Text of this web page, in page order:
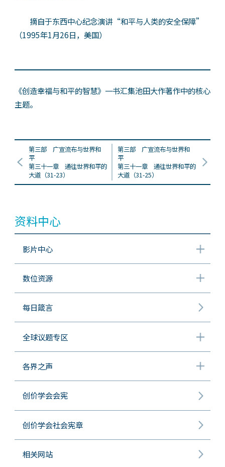
摘自于东西中心纪念演讲“和平与人类的安全保障”
（1995年1月26日，美国）
《创造幸福与和平的智慧》一书汇集池田大作著作中的核心
主题。
第三部 广宣流布与世界和
平
第三十一章 通往世界和平的
大道（31-23）
第三部 广宣流布与世界和
平
第三十一章 通往世界和平的
大道（31-25）
资料中心
影片中心
数位资源
每日箴言
全球议题专区
各界之声
创价学会会宪
创价学会社会宪章
相关网站